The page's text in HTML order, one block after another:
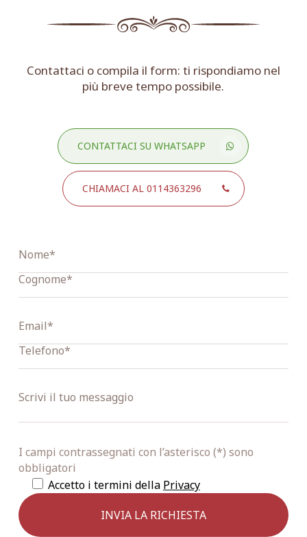
Contattaci o compila il form: ti rispondiamo nel
più breve tempo possibile.
CONTATTACI SU WHATSAPP
CHIAMACI AL 0114363296
I campi contrassegnati con l’asterisco (*) sono
obbligatori
Accetto i termini della Privacy